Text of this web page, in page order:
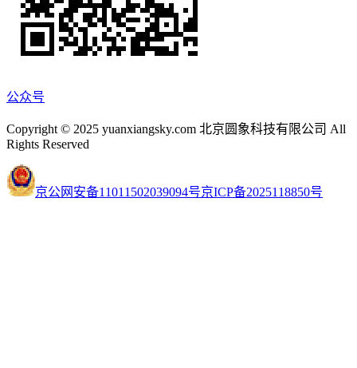
公众号
Copyright © 2025 yuanxiangsky.com 北京圆象科技有限公司 All
Rights Reserved
京公网安备11011502039094号京ICP备2025118850号